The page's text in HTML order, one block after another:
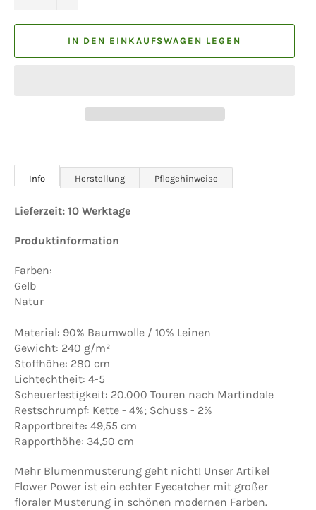
IN DEN EINKAUFSWAGEN LEGEN
Info Herstellung Pflegehinweise
Lieferzeit: 10 Werktage
Produktinformation
Farben:
Gelb
Natur
Material: 90% Baumwolle / 10% Leinen
Gewicht: 240 g/m²
Stoffhöhe: 280 cm
Lichtechtheit: 4-5
Scheuerfestigkeit: 20.000 Touren nach Martindale
Restschrumpf: Kette - 4%; Schuss - 2%
Rapportbreite: 49,55 cm
Rapporthöhe: 34,50 cm
Mehr Blumenmusterung geht nicht! Unser Artikel
Flower Power ist ein echter Eyecatcher mit großer
floraler Musterung in schönen modernen Farben.